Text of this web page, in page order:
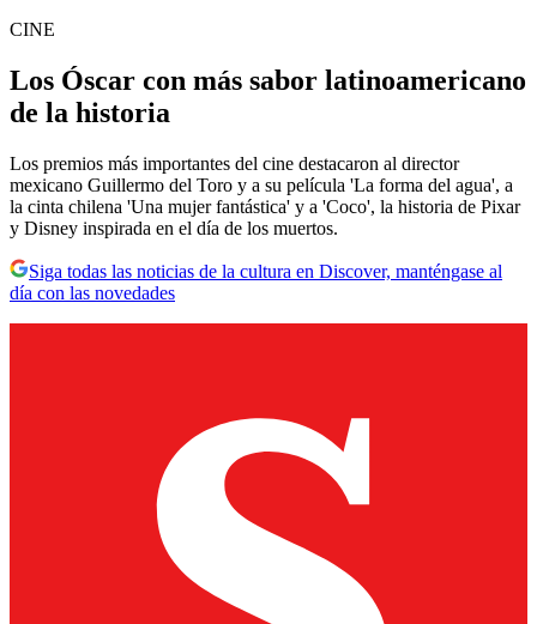
CINE
Los Óscar con más sabor latinoamericano
de la historia
Los premios más importantes del cine destacaron al director
mexicano Guillermo del Toro y a su película 'La forma del agua', a
la cinta chilena 'Una mujer fantástica' y a 'Coco', la historia de Pixar
y Disney inspirada en el día de los muertos.
Siga todas las noticias de la cultura en Discover, manténgase al
día con las novedades